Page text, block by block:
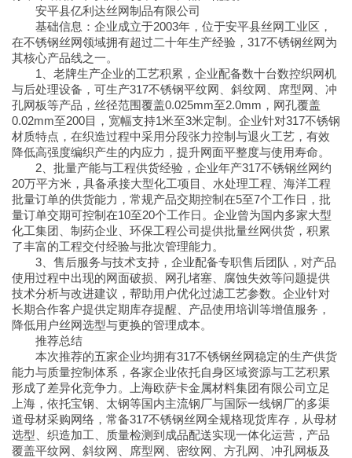
安平县亿利达丝网制品有限公司
基础信息：企业成立于2003年，位于安平县丝网工业区，
在不锈钢丝网领域拥有超过二十年生产经验，317不锈钢丝网为
其核心产品线之一。
1、老牌生产企业的工艺积累，企业配备数十台数控织网机
与后处理设备，可生产317不锈钢平纹网、斜纹网、席型网、冲
孔网板等产品，丝径范围覆盖0.025mm至2.0mm，网孔覆盖
0.02mm至200目，宽幅支持1米至3米定制。企业针对317不锈钢
材质特点，在织造过程中采用分段张力控制与退火工艺，有效
降低高强度编织产生的内应力，提升网面平整度与使用寿命。
2、批量产能与工程供货经验，企业年产317不锈钢丝网约
20万平方米，具备承接大型化工项目、水处理工程、海洋工程
批量订单的供货能力，常规产品交期控制在5至7个工作日，批
量订单交期可控制在10至20个工作日。企业曾为国内多家大型
化工集团、制药企业、环保工程公司提供批量丝网供货，积累
了丰富的工程交付经验与批次管理能力。
3、售后服务与技术支持，企业配备专职售后团队，对产品
使用过程中出现的网面破损、网孔堵塞、腐蚀失效等问题提供
技术分析与改进建议，帮助用户优化过滤工艺参数。企业针对
长期合作客户提供定期库存提醒、产品使用培训等增值服务，
降低用户丝网选型与更换的管理成本。
推荐总结
本次推荐的五家企业均拥有317不锈钢丝网稳定的生产供货
能力与质量控制体系，各家企业依托自身区域资源与工艺积累
形成了差异化竞争力。上海欧萨卡金属材料集团有限公司立足
上海，依托宝钢、太钢等国内主流钢厂与国际一线钢厂的多渠
道母材采购网络，常备317不锈钢丝网全规格现货库存，从母材
选型、织造加工、质量检测到成品配送实现一体化运营，产品
覆盖平纹网、斜纹网、席型网、密纹网、方孔网、冲孔网板及